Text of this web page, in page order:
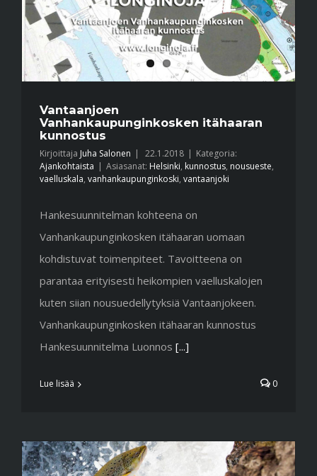
Vantaanjoen
Vanhankaupunginkosken itähaaran
kunnostus
Kirjoittaja Juha Salonen | 22.1.2018 | Kategoria:
Ajankohtaista | Asiasanat: Helsinki, kunnostus, nousueste,
vaelluskala, vanhankaupunginkoski, vantaanjoki
Hankesuunnitelman kohteena on
Vanhankaupunginkosken itähaaran uomaan
kohdistuvat toimenpiteet. Tavoitteena on
parantaa erityisesti heikompien vaelluskalojen
kuten siian nousuedellytyksiä Vantaanjokeen.
Vanhankaupunginkosken itähaaran kunnostus
Hankesuunnitelma Luonnos [...]
Lue lisää 0